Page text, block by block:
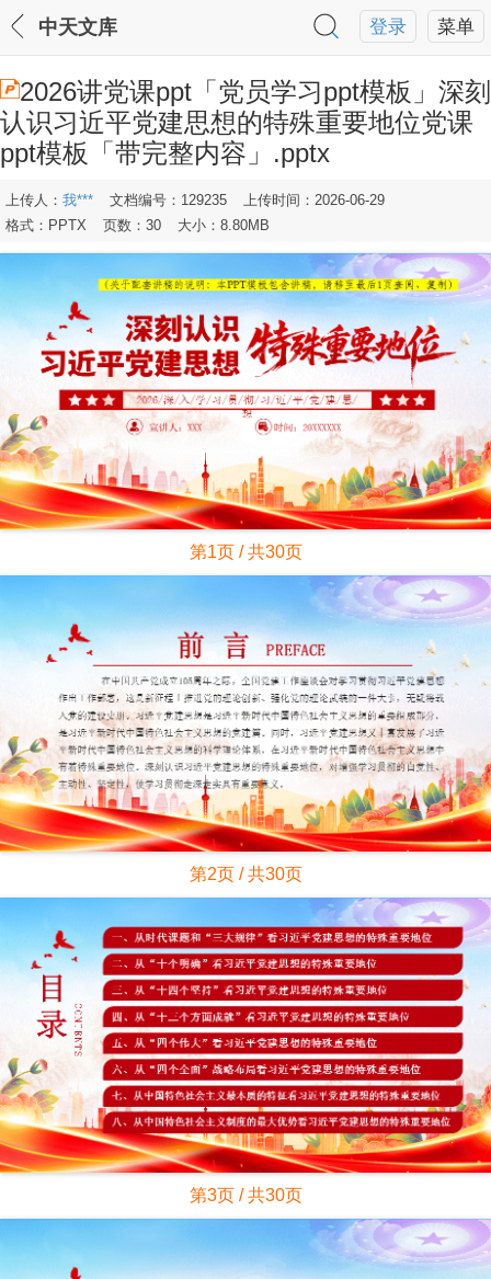
菜单
登录
中天文库
2026讲党课ppt「党员学习ppt模板」深刻
认识习近平党建思想的特殊重要地位党课
ppt模板「带完整内容」.pptx
上传人： 我*** 文档编号：129235
上传时间：2026-06-29
格式：PPTX
页数：30 大小：8.80MB
第1页 / 共30页
第2页 / 共30页
第3页 / 共30页